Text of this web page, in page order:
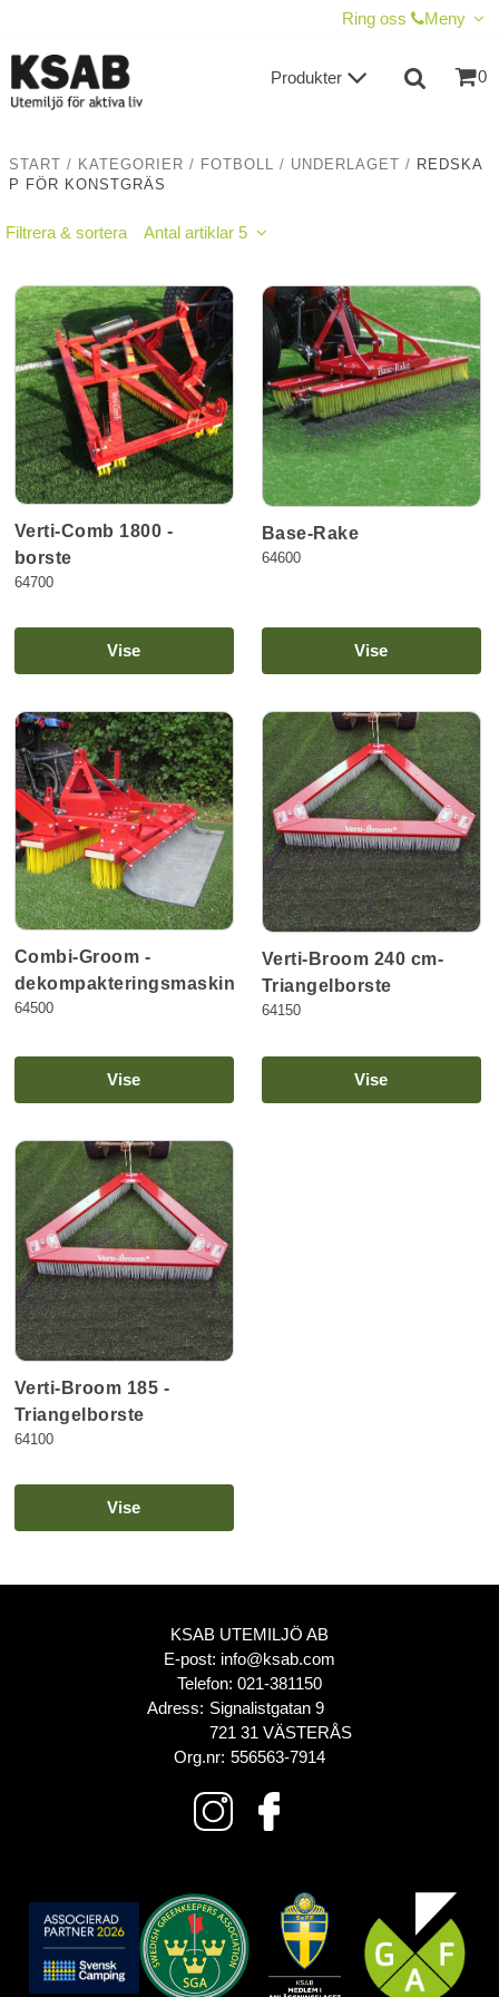
Ring oss Meny
0
Produkter
START / KATEGORIER / FOTBOLL / UNDERLAGET / REDSKA
P FÖR KONSTGRÄS
Filtrera & sortera Antal artiklar 5
Verti-Comb 1800 -
borste
64700
Vise
Base-Rake
64600
Vise
Combi-Groom -
dekompakteringsmaskin
64500
Vise
Verti-Broom 240 cm-
Triangelborste
64150
Vise
Verti-Broom 185 -
Triangelborste
64100
Vise
KSAB UTEMILJÖ AB
E-post: info@ksab.com
Telefon: 021-381150
Adress: Signalistgatan 9
721 31 VÄSTERÅS
Org.nr: 556563-7914
TILL KASSAN